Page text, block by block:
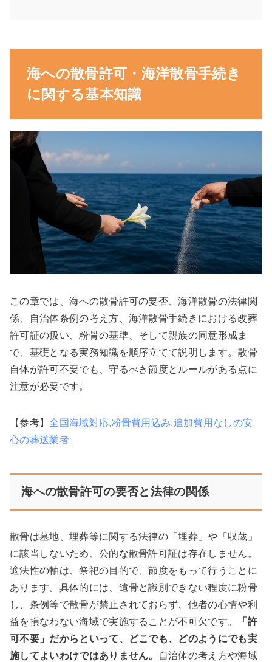
海への散骨許可・海洋散骨手続き
に関する基本知識
この章では、海への散骨許可の要否、海洋散骨の法律関
係、自治体条例の考え方、海洋散骨手続きにおける改葬
許可証の扱い、粉骨の基準、そして親族の同意形成ま
で、基礎となる実務知識を順序立てて説明します。散骨
自体が許可不要でも、守るべき節度とルールがある点に
注意が必要です。
【参考】全国海域対応,粉骨費用込み,追加費用なしの安
心の葬送業者
海への散骨許可の要否と法律の関係
散骨は墓地、埋葬等に関する法律の「埋葬」や「収蔵」
に該当しないため、公的な散骨許可証は存在しません。
適法性の軸は、祭祀の目的で、節度をもって行うことに
あります。具体的には、遺骨と識別できない程度に粉骨
し、条例等で散骨が禁止されておらず、他者の心情や利
益を損なわない海域で実施することが不可欠です。
「許
可不要」だからといって、どこでも、どのようにでも実
施してよいわけではありません。
自治体の考え方や海域